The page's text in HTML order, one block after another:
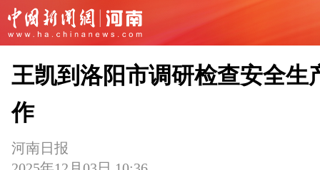
王凯到洛阳市调研检查安全生
作
河南日报